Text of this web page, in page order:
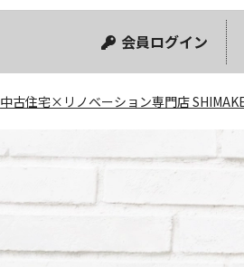
中古マンション
中古一戸建て リ
会員ログイン
中古住宅×リノベーション専門店